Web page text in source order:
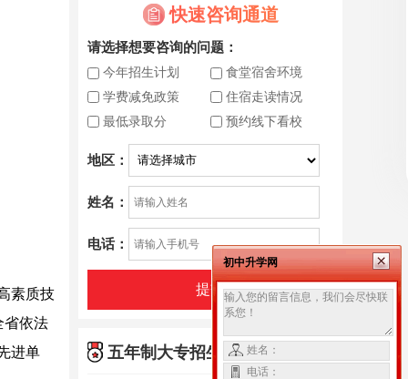
素质技
省依法
进单
快速咨询通道
请选择想要咨询的问题：
今年招生计划
食堂宿舍环境
学费减免政策
住宿走读情况
最低录取分
预约线下看校
地区：
姓名：
电话：
提交
五年制大专招生计划
初中升学网
姓名：
电话：